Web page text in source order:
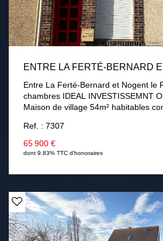
Entre La Ferté-Bernard et Nogent le
chambres IDEAL INVESTISSEMNT
Maison de village 54m² habitables
palier desservant chambre, une salle
2ème étage : une chambre. Menuiseries PVC double
vitrage, volets roulant électrique.
Toiture
Ref. : 7307
65 900 €
dont 9.83% TTC d'honoraires